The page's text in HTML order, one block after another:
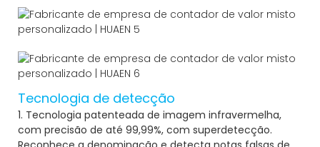
Tecnologia de detecção
1. Tecnologia patenteada de imagem infravermelha,
com precisão de até 99,99%, com superdetecção.